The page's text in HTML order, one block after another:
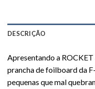
DESCRIÇÃO
Apresentando a ROCKET
prancha de foilboard da
pequenas que mal